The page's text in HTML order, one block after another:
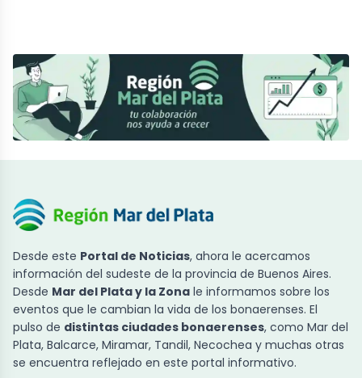
Desde este Portal de Noticias, ahora le acercamos
información del sudeste de la provincia de Buenos Aires.
Desde Mar del Plata y la Zona le informamos sobre los
eventos que le cambian la vida de los bonaerenses. El
pulso de distintas ciudades bonaerenses, como Mar del
Plata, Balcarce, Miramar, Tandil, Necochea y muchas otras
se encuentra reflejado en este portal informativo.